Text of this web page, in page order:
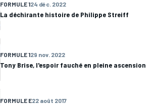
FORMULE 124 déc. 2022
La déchirante histoire de Philippe Streiff
FORMULE 129 nov. 2022
Tony Brise, l'espoir fauché en pleine ascension
FORMULE E22 août 2017